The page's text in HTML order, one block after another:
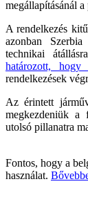
megállapításánál
A rendelkezés
azonban
technikai
határozott,
rendelkezések
Az érintett
megkezdeniük a
utolsó pillanatra
Fontos, hogy a
használat.